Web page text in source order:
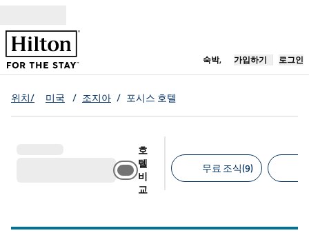
숙박,새 탭 열림
가입하기 로그인
위치/ 미국 / 조지아 / 포시스 호텔
호
텔
비
교
무료 조식(9)